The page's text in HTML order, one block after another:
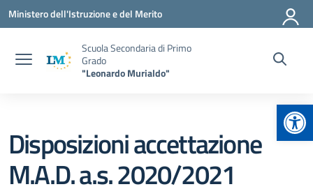
Vai ai contenuti
Vai al menu di navigazione
Vai al footer
Ministero dell'Istruzione e del Merito
Scuola Secondaria di Primo
Grado
"Leonardo Murialdo"
Disposizioni accettazione
M.A.D. a.s. 2020/2021